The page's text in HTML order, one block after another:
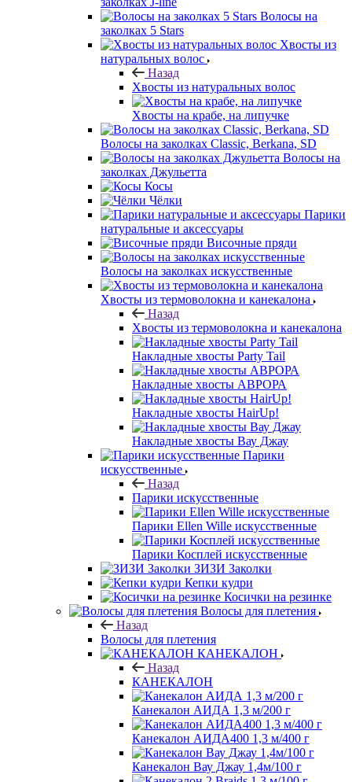
Волосы на
заколках 5 Stars
Хвосты из
натуральных волос
Назад
Хвосты из натуральных волос
Хвосты на крабе, на липучке
Волосы на заколках Classic, Berkana, SD
Волосы на
заколках Джульетта
Косы
Чёлки
Парики
натуральные и аксессуары
Височные пряди
Волосы на заколках искусственные
Хвосты из термоволокна и канекалона
Назад
Хвосты из термоволокна и канекалона
Накладные хвосты Party Tail
Накладные хвосты АВРОРА
Накладные хвосты HairUp!
Накладные хвосты Вау Джау
Парики
искусственные
Назад
Парики искусственные
Парики Ellen Wille искусственные
Парики Косплей искусственные
ЗИЗИ Заколки
Кепки кудри
Косички на резинке
Волосы для плетения
Назад
Волосы для плетения
КАНЕКАЛОН
Назад
КАНЕКАЛОН
Канекалон АИДА 1,3 м/200 г
Канекалон АИДА400 1,3 м/400 г
Канекалон Вау Джау 1,4м/100 г